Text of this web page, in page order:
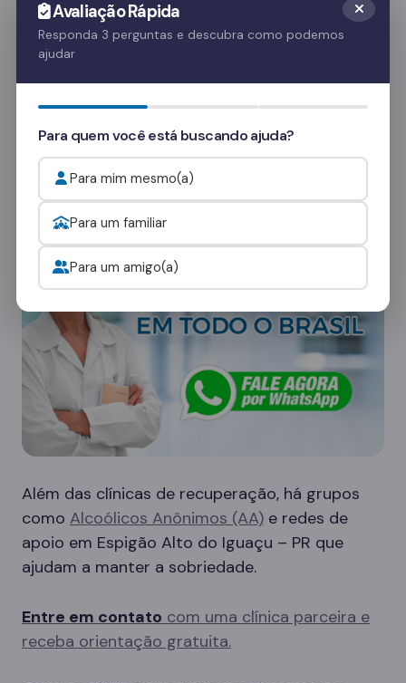
é crucial para o apoio emocional do paciente.
Essas visitas ajudam no processo de
consultorese veja como funcionam as visitas.
Onde procurar ajuda para o alcoolismo?
Além das clínicas de recuperação, há grupos
como Alcoólicos Anônimos (AA) e redes de
apoio em Espigão Alto do Iguaçu – PR que
ajudam a manter a sobriedade.
Entre em contato com uma clínica parceira e
receba orientação gratuita.
Avaliação Rápida
Responda 3 perguntas e descubra como podemos
ajudar
Para quem você está buscando ajuda?
Para mim mesmo(a)
Para um familiar
Para um amigo(a)